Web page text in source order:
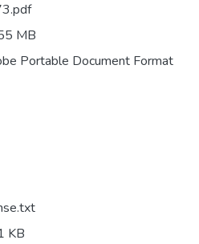
MB
Portable Document Format
KB